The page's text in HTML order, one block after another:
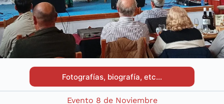
Fotografías, biografía, etc…
Evento 8 de Noviembre